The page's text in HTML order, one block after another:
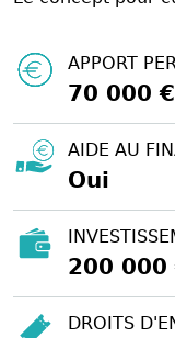
APPORT
70 000 €
AIDE AU
Oui
200 000
DROITS